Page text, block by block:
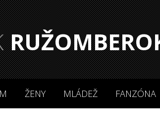
ŽENY MLÁDEŽ FANZÓNA